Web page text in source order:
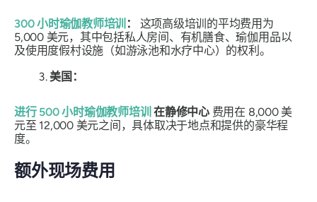
300 小时瑜伽教师培训 ：
这项高级培训的平均费用为
5,000 美元，其中包括私人房间、有机膳食、瑜伽用品以
及使用度假村设施（如游泳池和水疗中心）的权利。
美国：
进行 500 小时瑜伽教师培训 在静修中心费用在 8,000 美
元至 12,000 美元之间，具体取决于地点和提供的豪华程
度。
额外现场费用